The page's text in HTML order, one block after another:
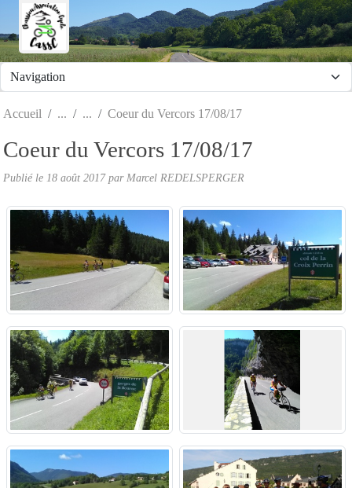
Accueil Coeur du Vercors 17/08/17
Coeur du Vercors 17/08/17
Publié le 18 août 2017par Marcel REDELSPERGER
Panneau de gestion des cookies